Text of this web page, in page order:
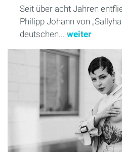
Seit über acht Jahren
Philipp Johann von
deutschen... weiter